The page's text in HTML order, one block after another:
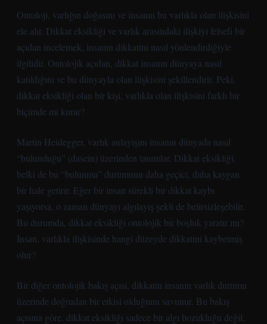
Ontoloji, varlığın doğasını ve insanın bu varlıkla olan ilişkisini
ele alır. Dikkat eksikliği ve varlık arasındaki ilişkiyi felsefi bir
açıdan incelemek, insanın dikkatini nasıl yönlendirdiğiyle
ilgilidir. Ontolojik açıdan, dikkat insanın dünyaya nasıl
katıldığını ve bu dünyayla olan ilişkisini şekillendirir. Peki,
dikkat eksikliği olan bir kişi, varlıkla olan ilişkisini farklı bir
biçimde mi kurar?
Martin Heidegger, varlık anlayışını insanın dünyada nasıl
“bulunduğu” (dasein) üzerinden tanımlar. Dikkat eksikliği,
belki de bu “bulunma” durumunu daha geçici, daha kaygan
bir hale getirir. Eğer bir insan sürekli bir dikkat kaybı
yaşıyorsa, o zaman dünyayı algılayış şekli de belirsizleşebilir.
Bu durumda, dikkat eksikliği ontolojik bir boşluk yaratır mı?
İnsan, varlıkla ilişkisinde hangi düzeyde dikkatini kaybetmiş
olur?
Bir diğer ontolojik bakış açısı, dikkatin insanın varlık durumu
üzerinde doğrudan bir etkisi olduğunu savunur. Bu bakış
açısına göre, dikkat eksikliği sadece bir algı bozukluğu değil,